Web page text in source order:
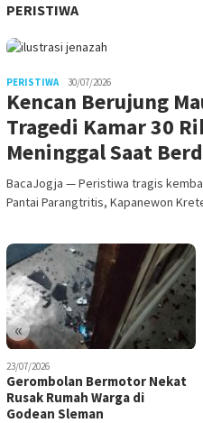
PERISTIWA
PERISTIWA 30/07/2026
Kencan Berujung
Tragedi Kamar 30
Meninggal Saat
BacaJogja — Peristiwa tragis
Pantai Parangtritis, Kapanewon
«
23/07/2026
Gerombolan Bermotor Nekat
Rusak Rumah Warga di
Godean Sleman